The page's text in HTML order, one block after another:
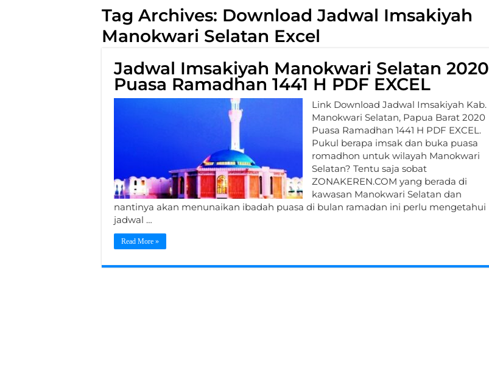
Tag Archives: Download Jadwal Imsakiyah
Manokwari Selatan Excel
Jadwal Imsakiyah Manokwari Selatan 2020
Puasa Ramadhan 1441 H PDF EXCEL
Link Download Jadwal Imsakiyah Kab.
Manokwari Selatan, Papua Barat 2020
Puasa Ramadhan 1441 H PDF EXCEL.
Pukul berapa imsak dan buka puasa
romadhon untuk wilayah Manokwari
Selatan? Tentu saja sobat
ZONAKEREN.COM yang berada di
kawasan Manokwari Selatan dan
nantinya akan menunaikan ibadah puasa di bulan ramadan ini perlu mengetahui
jadwal …
Read More »